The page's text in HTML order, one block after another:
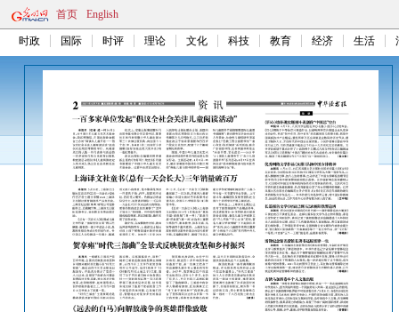
首页 English
时政 国际 时评 理论 文化 科技 教育 经济 生活